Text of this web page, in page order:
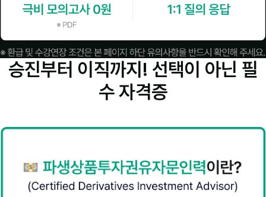
승진부터 이직까지! 선택이 아닌 필
수 자격증